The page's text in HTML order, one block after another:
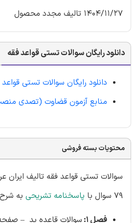
1404/11/27 تالیف مجدد محصول
دانلود رایگان سوالات تستی قواعد فقه
دانلود رایگان سوالات تستی
منابع آزمون قضاوت (تصدی
محتویات بسته فروشی
سوالات تستی قواعد فقه تالیف
79 سوال با
پاسخنامه تشریحی به
فصل 1: سوالات قاعده ید – صفحه 4 (10